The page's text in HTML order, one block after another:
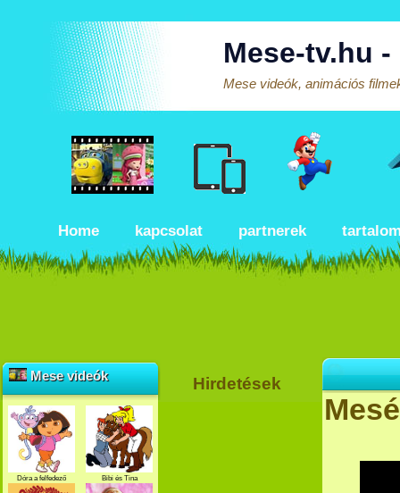
Mese-tv.hu
Mese videók, animációs
Home kapcsolat partnerek
Mese videók
Dóra a felfedező Bibi és Tina
Hirdetések